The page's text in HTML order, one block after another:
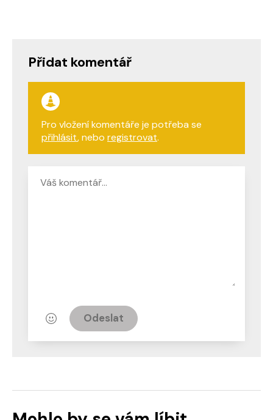
Přidat komentář
Pro vložení komentáře je potřeba se
přihlásit, nebo registrovat.
Odeslat